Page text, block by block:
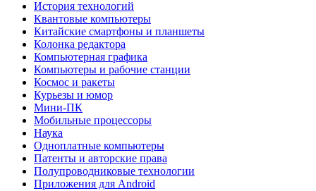
История технологий
Квантовые компьютеры
Китайские смартфоны и планшеты
Колонка редактора
Компьютерная графика
Компьютеры и рабочие станции
Космос и ракеты
Курьезы и юмор
Мини-ПК
Мобильные процессоры
Наука
Одноплатные компьютеры
Патенты и авторские права
Полупроводниковые технологии
Приложения для Android